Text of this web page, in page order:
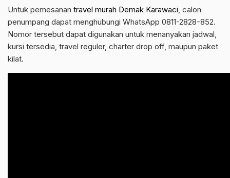
Untuk pemesanan travel murah Demak Karawaci, calon
penumpang dapat menghubungi WhatsApp 0811-2828-852.
Nomor tersebut dapat digunakan untuk menanyakan jadwal,
kursi tersedia, travel reguler, charter drop off, maupun paket
kilat.